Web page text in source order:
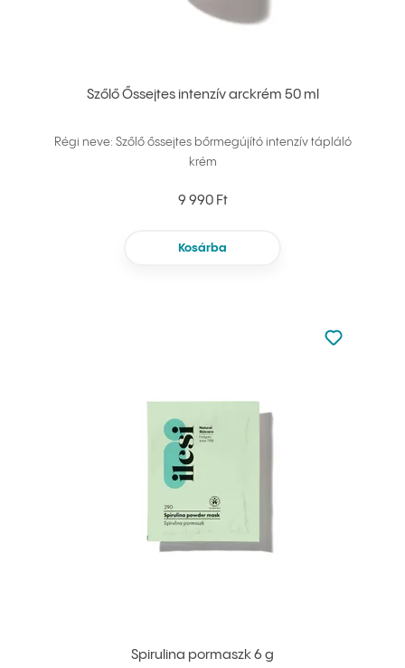
Szőlő Őssejtes intenzív arckrém 50 ml
Régi neve: Szőlő őssejtes bőrmegújító intenzív tápláló
krém
9 990 Ft
Kosárba
Spirulina pormaszk 6 g
Nincsen
Hozzáadás